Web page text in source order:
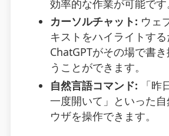
効率的な作業が可能です
カーソルチャット: ウェ
キストをハイライトする
ChatGPTがその場で書
うことができます。
自然言語コマンド: 「昨
一度開いて」といった
ウザを操作できます。